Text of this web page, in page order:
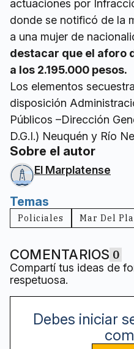
actuaciones por
donde se notificó de la
a una mujer de
destacar que el aforo
a los 2.195.000 pesos.
Los elementos
disposición
Públicos –Dirección
D.G.I.) Neuquén y Río
Sobre el autor
El Marplatense
Temas
Policiales Mar Del
COMENTARIOS 0
Compartí tus ideas de
respetuosa.
Debes iniciar